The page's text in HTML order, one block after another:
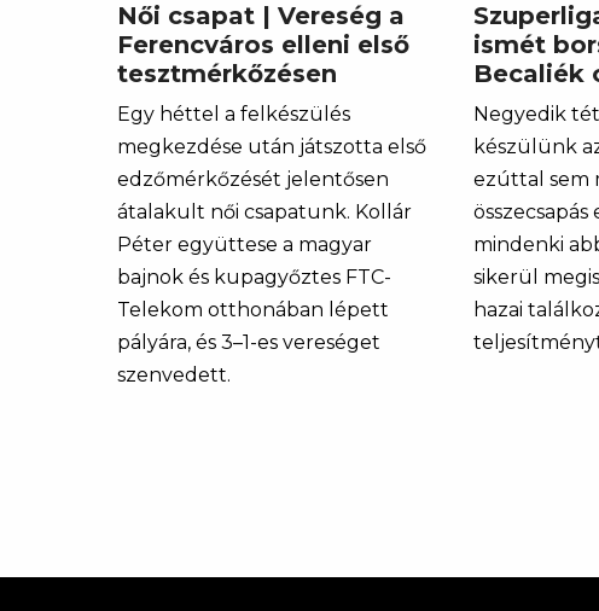
Női csapat | Vereség a
Ferencváros elleni első
tesztmérkőzésen
Egy héttel a felkészülés
megkezdése után játszotta első
edzőmérkőzését jelentősen
átalakult női csapatunk. Kollár
Péter együttese a magyar
bajnok és kupagyőztes FTC-
Telekom otthonában lépett
pályára, és 3–1-es vereséget
szenvedett.
ismét
Becaliék
Negyedik
készülünk
ezúttal sem
mindenki
sikerül
hazai